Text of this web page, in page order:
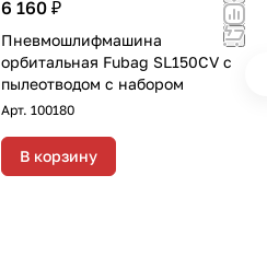
6 160 ₽
Пневмошлифмашина
орбитальная Fubag SL150CV с
пылеотводом с набором
Арт. 100180
В корзину